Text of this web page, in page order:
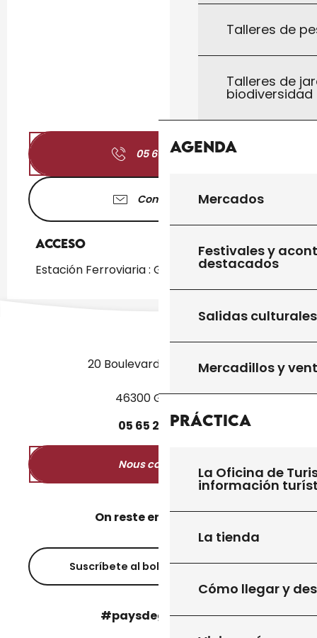
Talleres de
Talleres de
biodiversidad
Agenda
Mercados
Festivales y
destacados
Salidas culturales
Mercadillos y
Práctica
La Oficina de
información
La tienda
Cómo llegar y
05 65 27 01▒▒
Contáctenos
Acceso
Acceso
Estación Ferroviaria : Gourdon a 1km
20 Boulevard des Martyrs
46300 Gourdon
05 65 27 5250
Nous contacter
On reste en contact ?
Suscríbete al boletín informativo
#paysdegourdon !